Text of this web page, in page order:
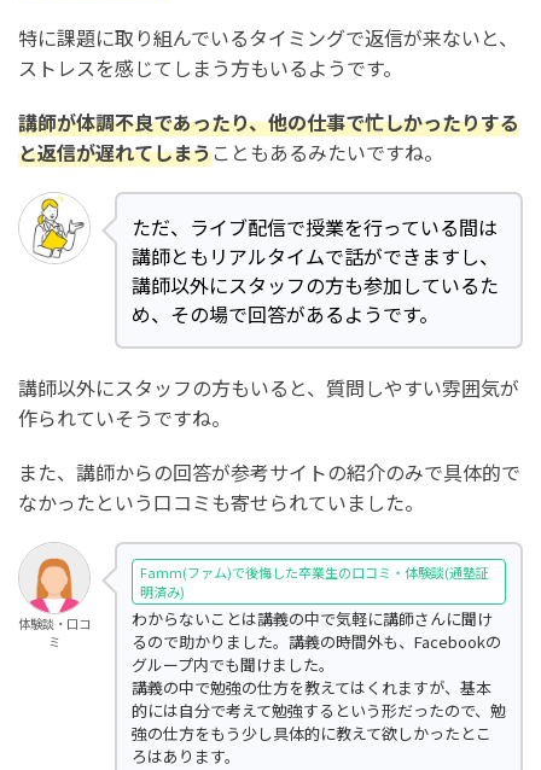
特に課題に取り組んでいるタイミングで返信が来ないと、
ストレスを感じてしまう方もいるようです。
講師が体調不良であったり、他の仕事で忙しかったりする
と返信が遅れてしまうこともあるみたいですね。
ただ、ライブ配信で授業を行っている間は
講師ともリアルタイムで話ができますし、
講師以外にスタッフの方も参加しているた
め、その場で回答があるようです。
講師以外にスタッフの方もいると、質問しやすい雰囲気が
作られていそうですね。
また、講師からの回答が参考サイトの紹介のみで具体的で
なかったという口コミも寄せられていました。
体験談・口コ
ミ
Famm(ファム)で後悔した卒業生の口コミ・体験談(通塾証
明済み)
わからないことは講義の中で気軽に講師さんに聞け
るので助かりました。講義の時間外も、Facebookの
グループ内でも聞けました。
講義の中で勉強の仕方を教えてはくれますが、基本
的には自分で考えて勉強するという形だったので、勉
強の仕方をもう少し具体的に教えて欲しかったとこ
ろはあります。